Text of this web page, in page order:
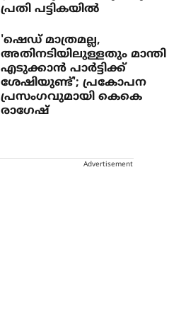
പ്രതി പട്ടികയില്‍
'ഷെഡ് മാത്രമല്ല,
അതിനടിയിലുള്ളതും മാന്തി
എടുക്കാൻ പാർട്ടിക്ക്
ശേഷിയുണ്ട്'; പ്രകോപന
പ്രസംഗവുമായി കെകെ
രാഗേഷ്
Advertisement